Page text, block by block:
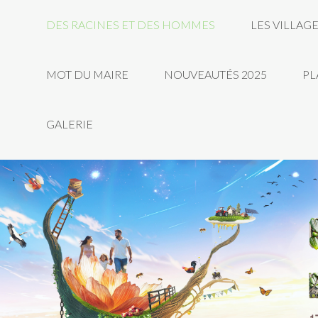
DES RACINES ET DES HOMMES LES
MOT DU MAIRE NOUVEAUTÉS 2025
GALERIE